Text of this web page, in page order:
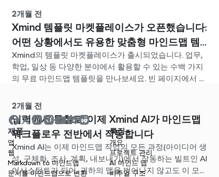
2개월 전
Xmind 템플릿 마켓플레이스가 오픈했습니다:
어떤 상황에서도 유용한 맞춤형 마인드맵 템
플릿을 찾아보세요
Xmind의 템플릿 마켓플레이스가 출시되었습니다. 업무,
학업, 일상 등 다양한 분야에서 활용할 수 있는 수백 가지
의 무료 마인드맵 템플릿을 만나보세요. 빈 페이지에서 고
2개월 전
입력에서 통찰로: 이제 Xmind AI가 마인드맵
워크플로우 전반에서 작동합니다
Xmind AI는 이제 마인드맵 작업의 모든 과정(아이디어 생
성, 구체화, 조사, 계획, 내보내기)에서 작동하는 빌트인 AI
어시스턴트가 되어, 귀하의 맵을 벗어나지 않고도 이 모든
제품
앱
웹
Markdown to 마인드맵
문서를 마인드맵으로 변환
특징
개요
프로젝트 관리
AI 마인드 맵
비주얼 구조